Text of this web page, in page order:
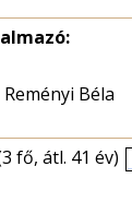
Reményi Béla
fő, átl. 41 év)